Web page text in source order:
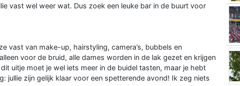
vast wel weer wat. Dus zoek een leuke bar in de buurt voor
vast van make-up, hairstyling, camera’s, bubbels en
voor de bruid, alle dames worden in de lak gezet en krijgen
uitje moet je wel iets meer in de buidel tasten, maar je hebt
jullie zijn gelijk klaar voor een spetterende avond! Ik zeg niets